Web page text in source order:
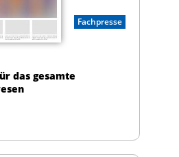
Fachpresse
das gesamte